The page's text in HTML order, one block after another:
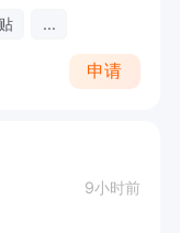
...
申请
9小时前